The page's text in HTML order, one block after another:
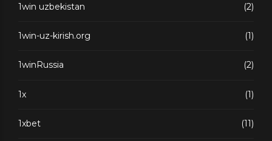
1win uzbekistan (2)
1win-uz-kirish.org (1)
1winRussia (2)
1x (1)
1xbet (11)